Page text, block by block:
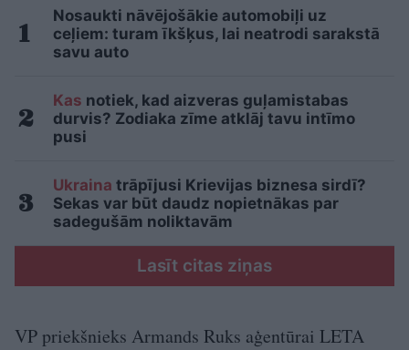
Nosaukti nāvējošākie automobiļi uz
ceļiem: turam īkšķus, lai neatrodi sarakstā
savu auto
Kas notiek, kad aizveras guļamistabas
durvis? Zodiaka zīme atklāj tavu intīmo
pusi
Ukraina trāpījusi Krievijas biznesa sirdī?
Sekas var būt daudz nopietnākas par
sadegušām noliktavām
Lasīt citas ziņas
VP priekšnieks Armands Ruks aģentūrai LETA